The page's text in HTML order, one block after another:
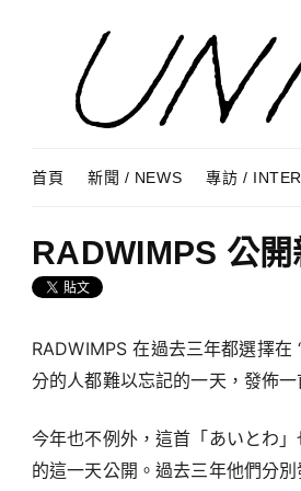
Menu
首頁
新聞 / NEWS 專訪 /
RADWIMPS 公
RADWIMPS 在過去三年都選擇在
分的人都難以忘記的一天，發佈
今年也不例外，這首「あいとわ
的這一天公開。過去三年他們分